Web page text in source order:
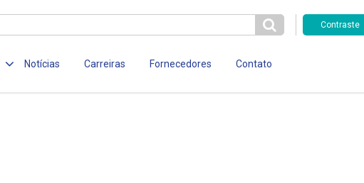
Contraste
Notícias Carreiras Fornecedores Contato